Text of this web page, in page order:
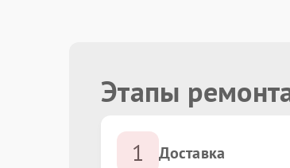
Этапы
1 Доставка